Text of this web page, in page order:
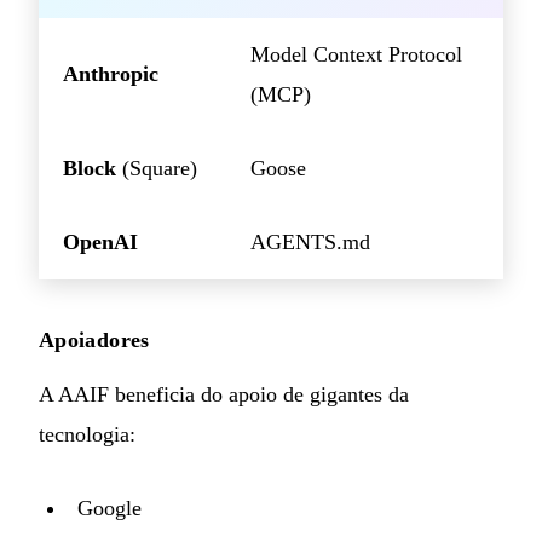
Anthropic
Model Context Protocol
(MCP)
Block (Square) Goose
OpenAI AGENTS.md
Apoiadores
A AAIF beneficia do apoio de gigantes da
tecnologia:
Google